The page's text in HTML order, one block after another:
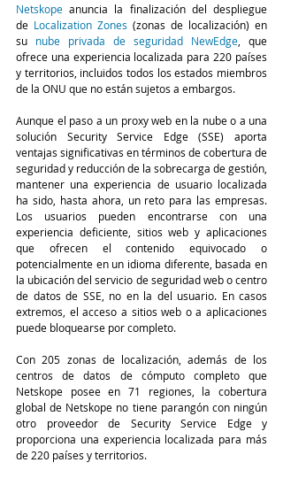
Netskope anuncia la finalización del despliegue
de Localization Zones (zonas de localización) en
su
nube privada de seguridad NewEdge , que
ofrece una experiencia localizada para 220 países
y territorios, incluidos todos los estados miembros
de la ONU que no están sujetos a embargos.
Aunque el paso a un proxy web en la nube o a una
solución Security Service Edge (SSE) aporta
ventajas significativas en términos de cobertura de
seguridad y reducción de la sobrecarga de gestión,
mantener una experiencia de usuario localizada
ha sido, hasta ahora, un reto para las empresas.
Los usuarios pueden encontrarse con una
experiencia deficiente, sitios web y aplicaciones
que ofrecen el contenido equivocado o
potencialmente en un idioma diferente, basada en
la ubicación del servicio de seguridad web o centro
de datos de SSE, no en la del usuario. En casos
extremos, el acceso a sitios web o a aplicaciones
puede bloquearse por completo.
Con 205 zonas de localización, además de los
centros de datos de cómputo completo que
Netskope posee en 71 regiones, la cobertura
global de Netskope no tiene parangón con ningún
otro proveedor de Security Service Edge y
proporciona una experiencia localizada para más
de 220 países y territorios.